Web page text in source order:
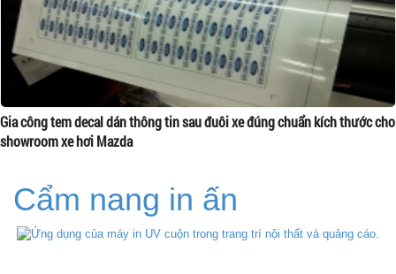
Gia công tem decal dán thông tin sau đuôi xe đúng chuẩn kích thước cho
showroom xe hơi Mazda
Cẩm nang in ấn